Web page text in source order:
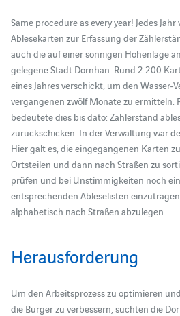
Same procedure as every year! Jedes
Ablesekarten zur Erfassung der
auch die auf einer sonnigen Höhenlage
gelegene Stadt Dornhan. Rund 2.200
eines Jahres verschickt, um den Wasser-
vergangenen zwölf Monate zu ermitteln.
bedeutete dies bis dato: Zählerstand
zurückschicken. In der Verwaltung war
Hier galt es, die eingegangenen Karten
Ortsteilen und dann nach Straßen zu
prüfen und bei Unstimmigkeiten noch
entsprechenden Ableselisten
alphabetisch nach Straßen abzulegen.
Herausforderung
Um den Arbeitsprozess zu optimieren
die Bürger zu verbessern, suchten die